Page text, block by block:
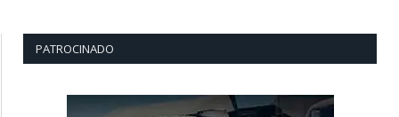
PATROCINADO